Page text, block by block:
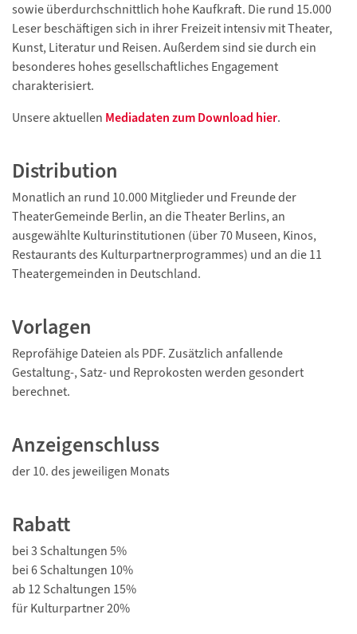
sowie überdurchschnittlich hohe Kaufkraft. Die rund 15.000
Leser beschäftigen sich in ihrer Freizeit intensiv mit Theater,
Kunst, Literatur und Reisen. Außerdem sind sie durch ein
besonderes hohes gesellschaftliches Engagement
charakterisiert.
Unsere aktuellen Mediadaten zum Download hier.
Distribution
Monatlich an rund 10.000 Mitglieder und Freunde der
TheaterGemeinde Berlin, an die Theater Berlins, an
ausgewählte Kulturinstitutionen (über 70 Museen, Kinos,
Restaurants des Kulturpartnerprogrammes) und an die 11
Theatergemeinden in Deutschland.
Vorlagen
Reprofähige Dateien als PDF. Zusätzlich anfallende
Gestaltung-, Satz- und Reprokosten werden gesondert
berechnet.
Anzeigenschluss
der 10. des jeweiligen Monats
Rabatt
bei 3 Schaltungen 5%
bei 6 Schaltungen 10%
ab 12 Schaltungen 15%
für Kulturpartner 20%